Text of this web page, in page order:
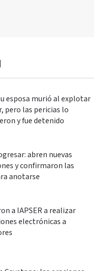
esposa murió al explotar
pero las pericias lo
y fue detenido
abren nuevas
y confirmaron las
anotarse
a IAPSER a realizar
electrónicas a